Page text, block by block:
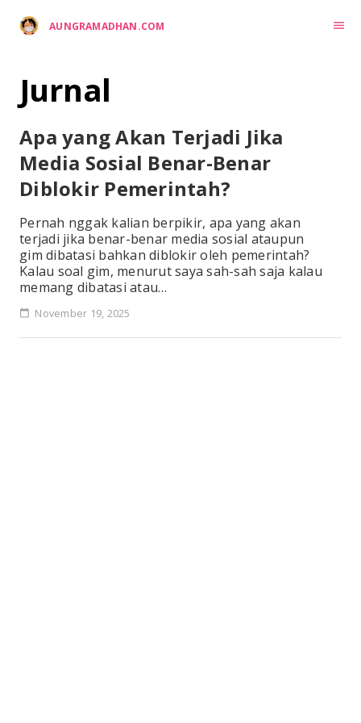
AUNGRAMADHAN.COM menu
Jurnal
Apa yang Akan Terjadi Jika
Media Sosial Benar-Benar
Diblokir Pemerintah?
Pernah nggak kalian berpikir, apa yang akan
terjadi jika benar-benar media sosial ataupun
gim dibatasi bahkan diblokir oleh pemerintah?
Kalau soal gim, menurut saya sah-sah saja kalau
memang dibatasi atau…
calendar_today November 19, 2025